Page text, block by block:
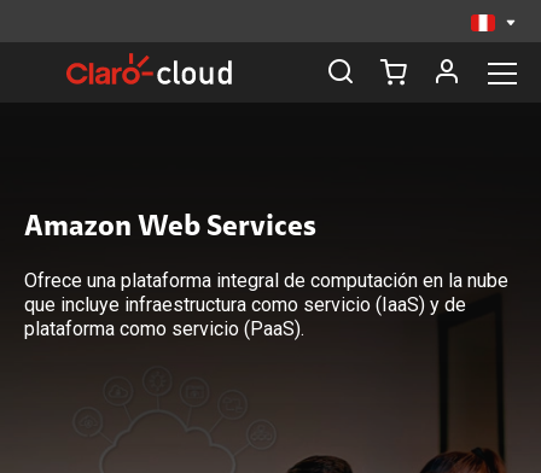
Amazon Web Services
Ofrece una plataforma integral de computación en la nube
que incluye infraestructura como servicio (IaaS) y de
plataforma como servicio (PaaS).